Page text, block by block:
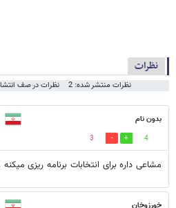
نظرات
نظرات منتشر شده: 2 نظرات در صف
بدون نام
4
3
مشاعی داره برای انتخابات برنامه ریزی
خورزوخان